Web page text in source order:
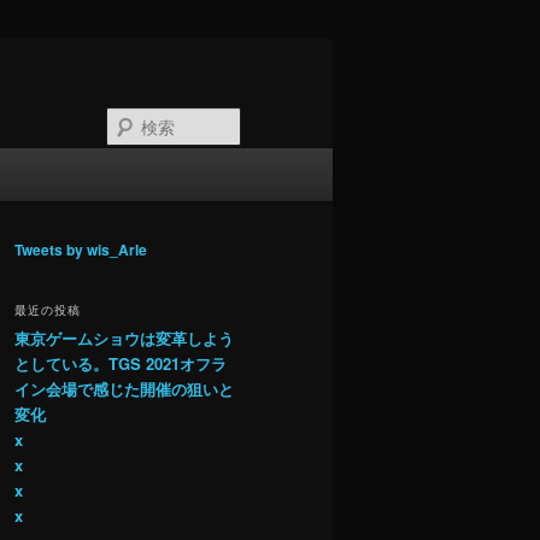
索
Tweets by wis_Arle
最近の投稿
東京ゲームショウは変革しよう
としている。TGS 2021オフラ
イン会場で感じた開催の狙いと
変化
x
x
x
x